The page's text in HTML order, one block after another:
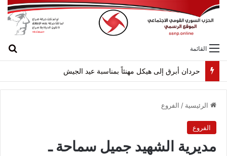
القائمة
حردان أبرق إلى هيكل مهنئاً بمناسبة عيد الجيش
الرئيسية / الفروع
الفروع
مديرية الشهيد جميل سماحة ـ